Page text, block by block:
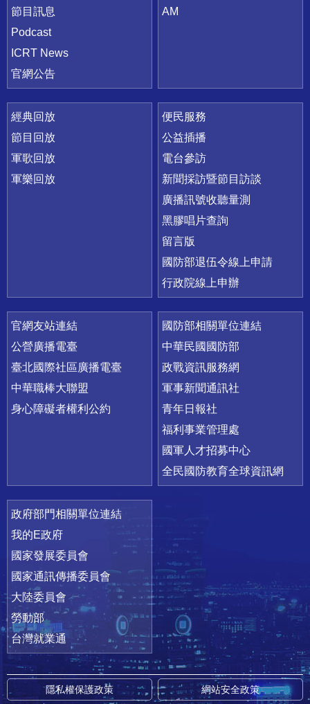
節目訊息
Podcast
ICRT News
官網公告
AM
經典回放
節目回放
軍歌回放
軍樂回放
便民服務
公益插播
電台參訪
新聞採訪暨節目訪談
廣播訊號收聽量測
黑膠唱片查詢
留言版
國防部退伍令線上申請
行政院線上申辦
官網友站連結
公營廣播電臺
臺北國際社區廣播電臺
中華職棒大聯盟
身心障礙者權利公約
國防部相關單位連結
中華民國國防部
政戰資訊服務網
軍事新聞通訊社
青年日報社
福利事業管理處
國軍人才招募中心
全民國防教育全球資訊網
政府部門相關單位連結
我的E政府
國家發展委員會
國家通訊傳播委員會
大陸委員會
勞動部
台灣就業通
隱私權保護政策 網站安全政策